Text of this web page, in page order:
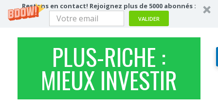
Restons en contact! Rejoignez plus de 5000 abonnés :
VALIDER
PLUS-RICHE :
MIEUX INVESTIR